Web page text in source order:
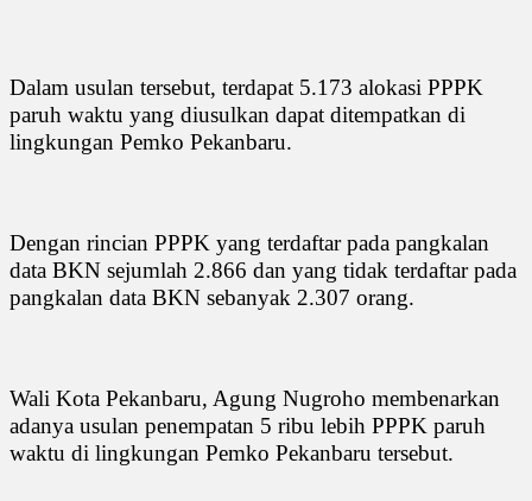
Dalam usulan tersebut, terdapat 5.173 alokasi PPPK
paruh waktu yang diusulkan dapat ditempatkan di
lingkungan Pemko Pekanbaru.
Dengan rincian PPPK yang terdaftar pada pangkalan
data BKN sejumlah 2.866 dan yang tidak terdaftar pada
pangkalan data BKN sebanyak 2.307 orang.
Wali Kota Pekanbaru, Agung Nugroho membenarkan
adanya usulan penempatan 5 ribu lebih PPPK paruh
waktu di lingkungan Pemko Pekanbaru tersebut.